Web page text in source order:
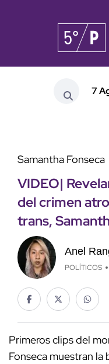
7
Samantha Fonseca
VIDEO|
del crimen
trans,
Anel
POLÍTICOS
Primeros clips del
Fonseca muestran